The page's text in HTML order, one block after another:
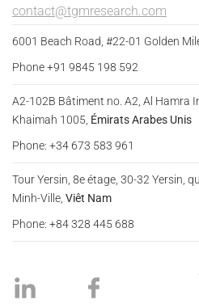
contact@tgmresearch.com
6001 Beach Road, #22-01 Golden
Phone +91 9845 198 592
A2-102B Bâtiment no. A2, Al Hamra
Khaimah 1005, Émirats Arabes Unis
Phone: +34 673 583 961
Tour Yersin, 8e étage, 30-32 Yersin,
Minh-Ville, Viêt Nam
Phone: +84 328 445 688